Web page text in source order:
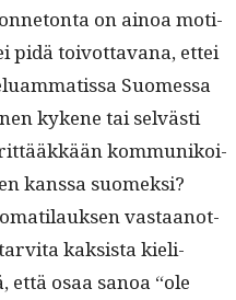
on ain­oa moti­
pidä toiv­ot­ta­vana, ettei
Suomes­sa
kykene tai selvästi
kom­mu­nikoi­
kanssa suomek­si?
vas­taan­ot­
kak­sista kieli­
että osaa sanoa “ole